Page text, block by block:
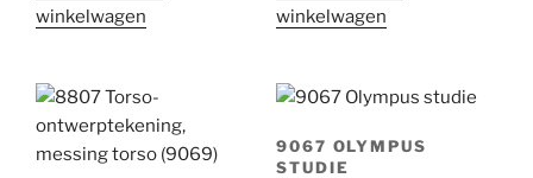
winkelwagen
winkelwagen
9067 OLYMPUS
STUDIE